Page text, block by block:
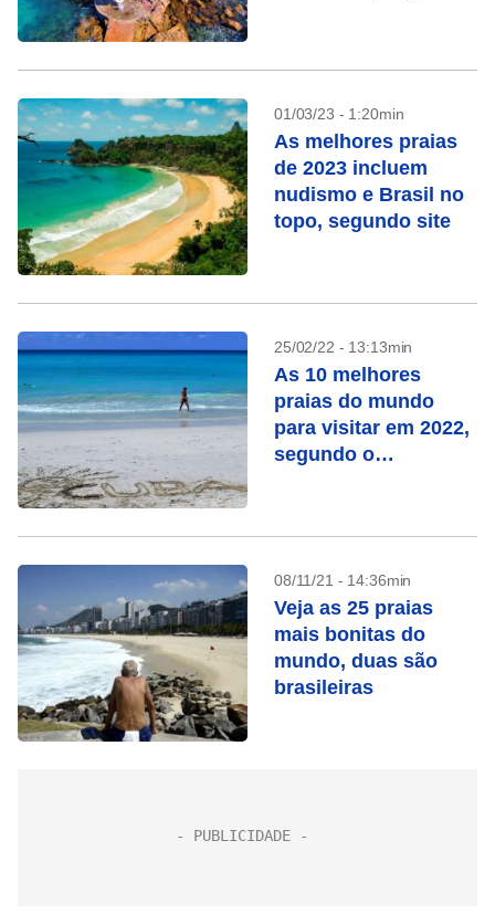
01/03/23 - 1:20min
As melhores praias
de 2023 incluem
nudismo e Brasil no
topo, segundo site
25/02/22 - 13:13min
As 10 melhores
praias do mundo
para visitar em 2022,
segundo o
08/11/21 - 14:36min
Veja as 25 praias
mais bonitas do
mundo, duas são
brasileiras